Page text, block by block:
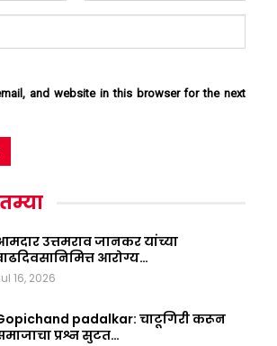
and website in this browser for the next
उत्तमराव जानकर यांच्या
आरोग्य…
16, 2026
padalkar: चाटूगिरी करून
प्रश्न सुटत…